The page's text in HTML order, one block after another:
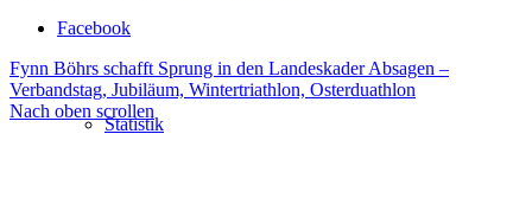
Statistik
Facebook
Fynn Böhrs schafft Sprung in den Landeskader Absagen –
Verbandstag, Jubiläum, Wintertriathlon, Osterduathlon
Nach oben scrollen